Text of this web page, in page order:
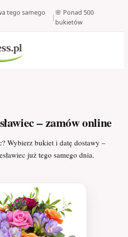
tego samego
|
🌸 Ponad 500
bukietów
– zamów online
Wybierz bukiet i datę dostawy –
już tego samego dnia.